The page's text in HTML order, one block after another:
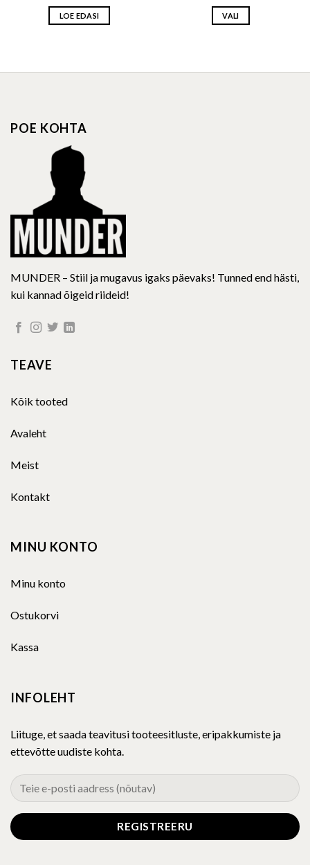
LOE EDASI VALI
multiple
POE KOHTA
MUNDER – Stiil ja mugavus igaks päevaks! Tunned end hästi,
kui kannad õigeid riideid!
TEAVE
Kõik tooted
Avaleht
Meist
Kontakt
MINU KONTO
Minu konto
Ostukorvi
Kassa
INFOLEHT
Liituge, et saada teavitusi tooteesitluste, eripakkumiste ja
ettevõtte uudiste kohta.